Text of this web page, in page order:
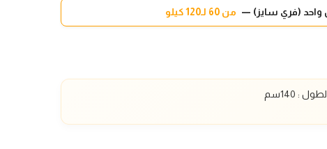
(فري سايز) — من 60 لـ120 كيلو
:
140سم